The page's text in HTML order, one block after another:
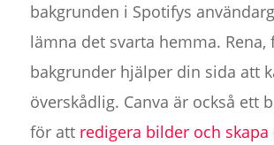
bakgrunden i Spotifys
lämna det svarta hemma. Rena,
bakgrunder hjälper din sida att
överskådlig. Canva är också ett
för att redigera bilder och skapa